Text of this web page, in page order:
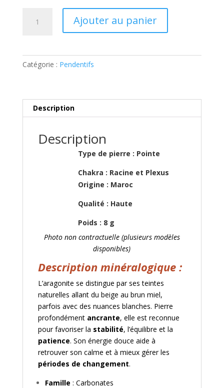
Ajouter au panier
Catégorie : Pendentifs
Description
Description
Type de pierre : Pointe
Chakra : Racine et Plexus
Origine : Maroc
Qualité : Haute
Poids : 8 g
Photo non contractuelle (plusieurs modèles
disponibles)
Description minéralogique :
L’aragonite se distingue par ses teintes
naturelles allant du beige au brun miel,
parfois avec des nuances blanches. Pierre
profondément ancrante, elle est reconnue
pour favoriser la stabilité, l’équilibre et la
patience. Son énergie douce aide à
retrouver son calme et à mieux gérer les
périodes de changement.
Famille : Carbonates